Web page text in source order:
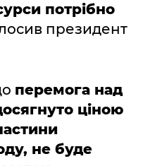
потрібно
президент
перемога над
ціною
не буде